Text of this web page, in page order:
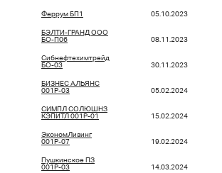
Феррум БП1 05.10.2023
БЭЛТИ-ГРАНД ООО
БО-П06
08.11.2023
Сибнефтехимтрейд
БО-03
30.11.2023
БИЗНЕС АЛЬЯНС
001P-03
05.02.2024
СИМПЛ СОЛЮШНЗ
КЭПИТЛ 001Р-01
15.02.2024
ЭкономЛизинг
001Р-07
19.02.2024
Пушкинское ПЗ
001Р-03
14.03.2024